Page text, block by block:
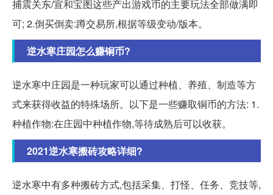
捕震关东/宣和宝图这些产出游戏币的主要玩法全部做满即
可; 2.倒买倒卖:蹲交易所,根据等级变动/版本。
逆水寒庄园怎么赚铜币?
逆水寒中庄园是一种玩家可以通过种植、养殖、制造等方
式来获得收益的特殊场所。以下是一些赚取铜币的方法: 1.
种植作物:在庄园中种植作物,等待成熟后可以收获。
2021逆水寒搬砖攻略详细?
逆水寒中有多种搬砖方式,包括采集、打怪、任务、竞技等,